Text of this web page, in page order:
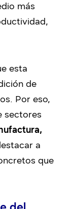
más
esta
de
Por eso,
sectores
a
que